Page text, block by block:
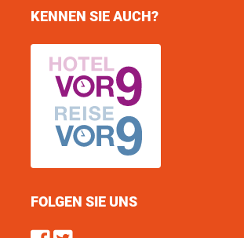
KENNEN SIE AUCH?
FOLGEN SIE UNS